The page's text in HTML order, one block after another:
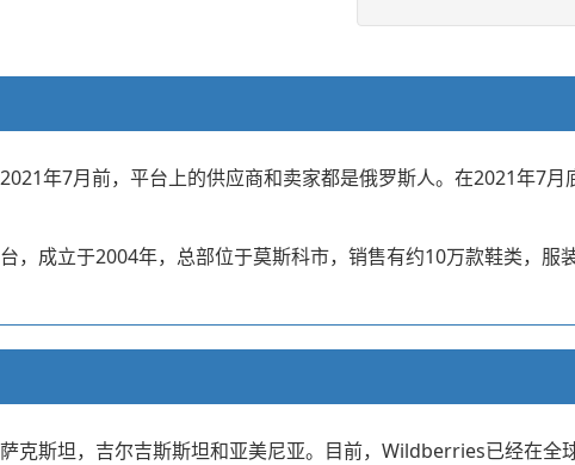
年7月前，平台上的供应商和卖家都是俄罗斯人。在2021年7
，成立于2004年，总部位于莫斯科市，销售有约10万款鞋类，
斯坦，吉尔吉斯斯坦和亚美尼亚。目前，Wildberries已经在全